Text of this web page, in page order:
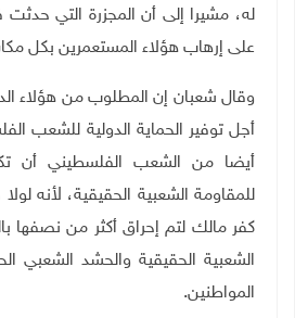
له، مشيرا إلى أن المجزرة التي
على إرهاب هؤلاء المستعمرين بكل
وقال شعبان إن المطلوب من هؤلاء
أجل توفير الحماية الدولية للشعب
أيضا من الشعب الفلسطيني أن
للمقاومة الشعبية الحقيقية، لأنه لولا
كفر مالك لتم إحراق أكثر من نصفها
الشعبية الحقيقية والحشد الشعبي
المواطنين.